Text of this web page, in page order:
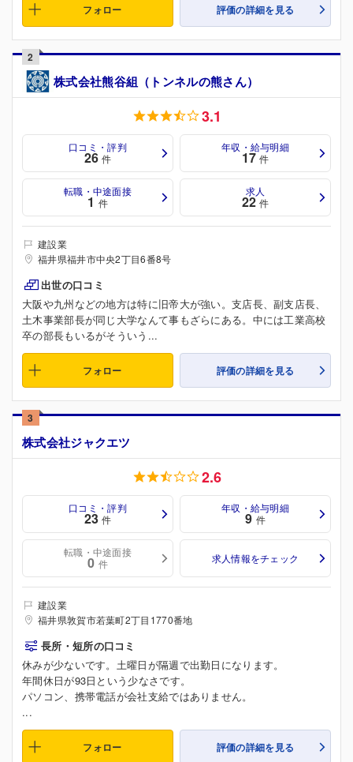
フォロー 評価の詳細を見る
2
株式会社熊谷組（トンネルの熊さん）
3.1
口コミ・評判
26 件
年収・給与明細
17 件
転職・中途面接
1 件
求人
22 件
建設業
福井県福井市中央2丁目6番8号
出世の口コミ
大阪や九州などの地方は特に旧帝大が強い。支店長、副支店長、
土木事業部長が同じ大学なんて事もざらにある。中には工業高校
卒の部長もいるがそういう...
フォロー 評価の詳細を見る
3
株式会社ジャクエツ
2.6
口コミ・評判
23 件
年収・給与明細
9 件
転職・中途面接
0 件 求人情報をチェック
建設業
福井県敦賀市若葉町2丁目1770番地
長所・短所の口コミ
休みが少ないです。土曜日が隔週で出勤日になります。
年間休日が93日という少なさです。
パソコン、携帯電話が会社支給ではありません。
...
フォロー 評価の詳細を見る